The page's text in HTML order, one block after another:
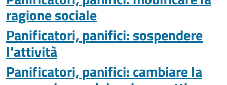
ragione sociale
Panificatori, panifici: sospendere
l'attività
Panificatori, panifici: cambiare la